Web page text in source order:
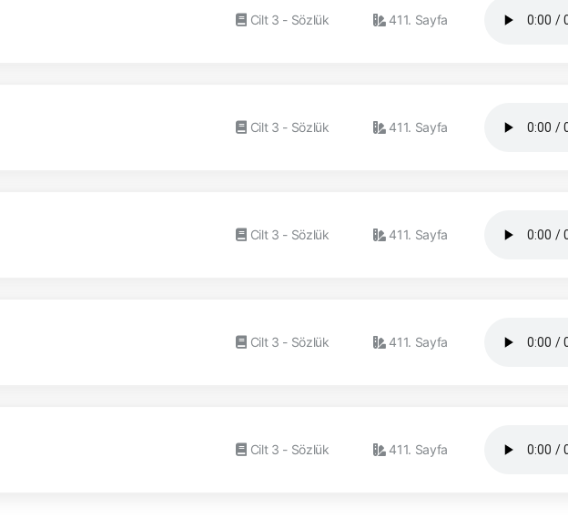
Cilt 3 - Sözlük 411. Sayfa
Cilt 3 - Sözlük 411. Sayfa
Cilt 3 - Sözlük 411. Sayfa
Cilt 3 - Sözlük 411. Sayfa
Cilt 3 - Sözlük 411. Sayfa